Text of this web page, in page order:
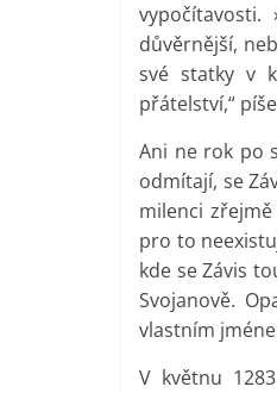
důvěrnější,
své statky v
přátelství,“
Ani ne rok po
odmítají, se
milenci
pro to
kde se Závis
Svojanově.
vlastním
V květnu